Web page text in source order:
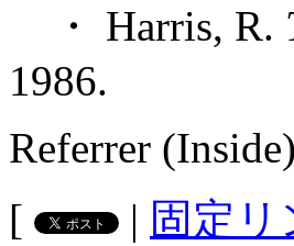
・ Harris, R.
1986.
Referrer
[
| 固定リ